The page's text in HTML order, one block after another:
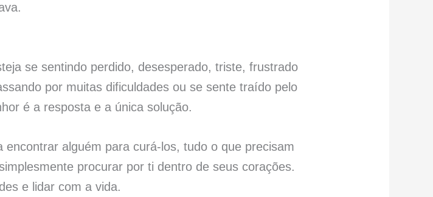
se sentindo perdido, desesperado, triste, frustrado
por muitas dificuldades ou se sente traído pelo
é a resposta e a única solução.
alguém para curá-los, tudo o que precisam
procurar por ti dentro de seus corações.
e lidar com a vida.